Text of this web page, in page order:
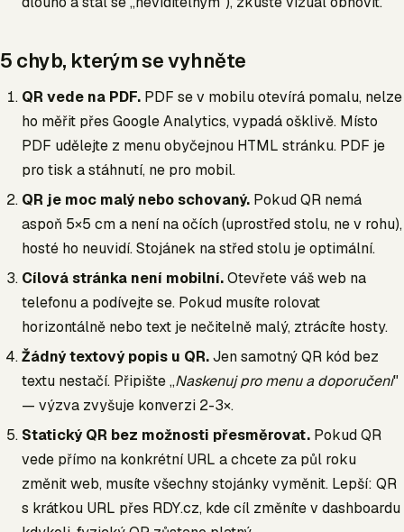
5 chyb, kterým se vyhněte
QR vede na PDF. PDF se v mobilu otevírá pomalu, nelze
ho měřit přes Google Analytics, vypadá ošklivě. Místo
PDF udělejte z menu obyčejnou HTML stránku. PDF je
pro tisk a stáhnutí, ne pro mobil.
QR je moc malý nebo schovaný. Pokud QR nemá
aspoň 5×5 cm a není na očích (uprostřed stolu, ne v rohu),
hosté ho neuvidí. Stojánek na střed stolu je optimální.
Cílová stránka není mobilní.Otevřete váš web na
telefonu a podívejte se. Pokud musíte rolovat
horizontálně nebo text je nečitelně malý, ztrácíte hosty.
Žádný textový popis u QR.Jen samotný QR kód bez
textu nestačí. Připište „Naskenuj pro menu a doporučení"
— výzva zvyšuje konverzi 2-3×.
Statický QR bez možnosti přesměrovat. Pokud QR
vede přímo na konkrétní URL a chcete za půl roku
změnit web, musíte všechny stojánky vyměnit. Lepší: QR
s krátkou URL přes RDY.cz, kde cíl změníte v dashboardu